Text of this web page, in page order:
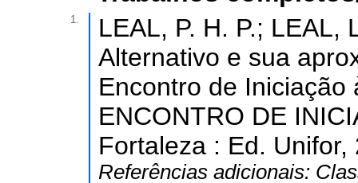
1.
LEAL, P. H. P.; LEAL,
Alternativo e sua
Encontro de
ENCONTRO DE
Fortaleza : Ed. Unifor,
Referências adicionais: